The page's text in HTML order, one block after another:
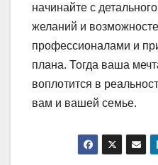
начинайте с
желаний и
профессионалами и
плана. Тогда ваша
воплотится в
вам и вашей семье.